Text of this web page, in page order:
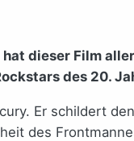
dieser Film
des 20.
Er schildert
des